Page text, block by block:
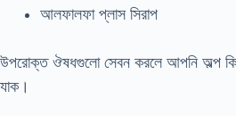
আলফালফা প্লাস সিরাপ
উপরোক্ত ঔষধগুলো সেবন করলে আপনি অল্প
যাক।